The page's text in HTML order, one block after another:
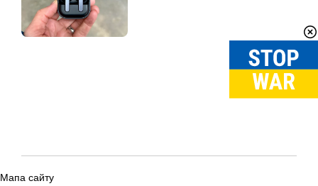
Мапа сайту